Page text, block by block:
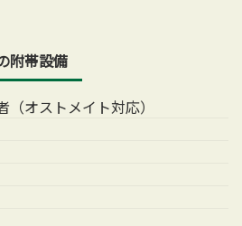
附帯設備
オストメイト対応）